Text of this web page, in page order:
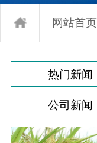
网站首页
热门新闻
公司新闻